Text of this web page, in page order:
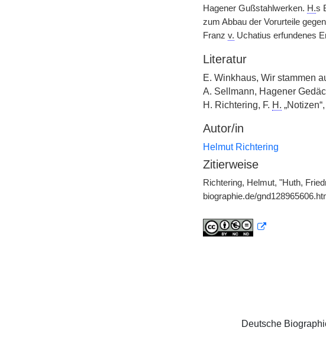
Hagener Gußstahlwerken. H.s
zum Abbau der Vorurteile
Franz v. Uchatius erfundenes
Literatur
E. Winkhaus, Wir stammen
A. Sellmann, Hagener
H. Richtering, F. H.
Autor/in
Helmut Richtering
Zitierweise
Richtering, Helmut, "Huth,
biographie.de/
Deutsche